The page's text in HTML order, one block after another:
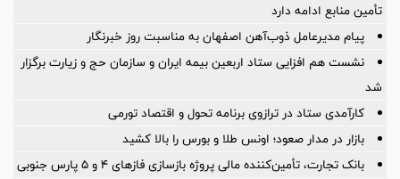
تأمین منابع ادامه دارد
پیام مدیرعامل ذوب‌آهن اصفهان به مناسبت روز خبرنگار
نشست هم افزایی ستاد اربعین بیمه ایران و سازمان حج و زیارت برگزار
شد
کارآمدی ستاد در ترازوی برنامه تحول و اقتصاد تورمی
بازار در مدار صعود؛ اونس طلا و بورس را بالا کشید
بانک تجارت، تأمین‌کننده مالی پروژه بازسازی فازهای ۴ و ۵ پارس جنوبی